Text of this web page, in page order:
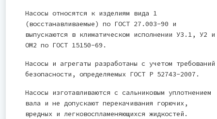
Насосы относятся к изделиям вида 1
(восстанавливаемые) по ГОСТ 27.003-90 и
выпускаются в климатическом исполнении У3.1, У2 и
ОМ2 по ГОСТ 15150-69.
Насосы и агрегаты разработаны с учетом требований
безопасности, определяемых ГОСТ Р 52743-2007.
Насосы изготавливаются с сальниковым уплотнением
вала и не допускают перекачивания горючих,
вредных и легковоспламеняющихся жидкостей.